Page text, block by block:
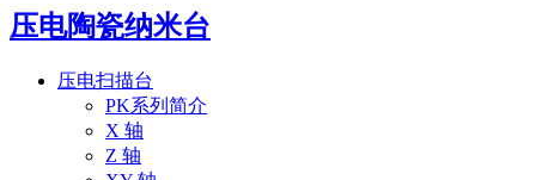
压电陶瓷纳米台
压电扫描台
PK系列简介
X 轴
Z 轴